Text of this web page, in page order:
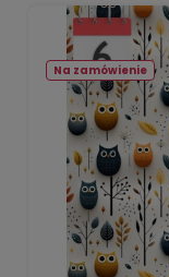
Na zamówienie